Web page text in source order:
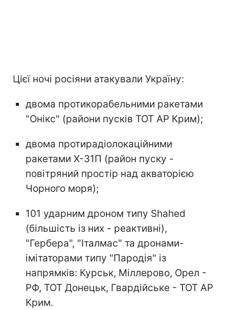
Цієї ночі росіяни атакували Україну:
двома протикорабельними ракетами
"Онікс" (райони пусків ТОТ АР Крим);
двома протирадіолокаційними
ракетами Х-31П (район пуску -
повітряний простір над акваторією
Чорного моря);
101 ударним дроном типу Shahed
(більшість із них - реактивні),
"Гербера", "Італмас" та дронами-
імітаторами типу "Пародія" із
напрямків: Курськ, Міллерово, Орел -
РФ, ТОТ Донецьк, Гвардійське - ТОТ АР
Крим.